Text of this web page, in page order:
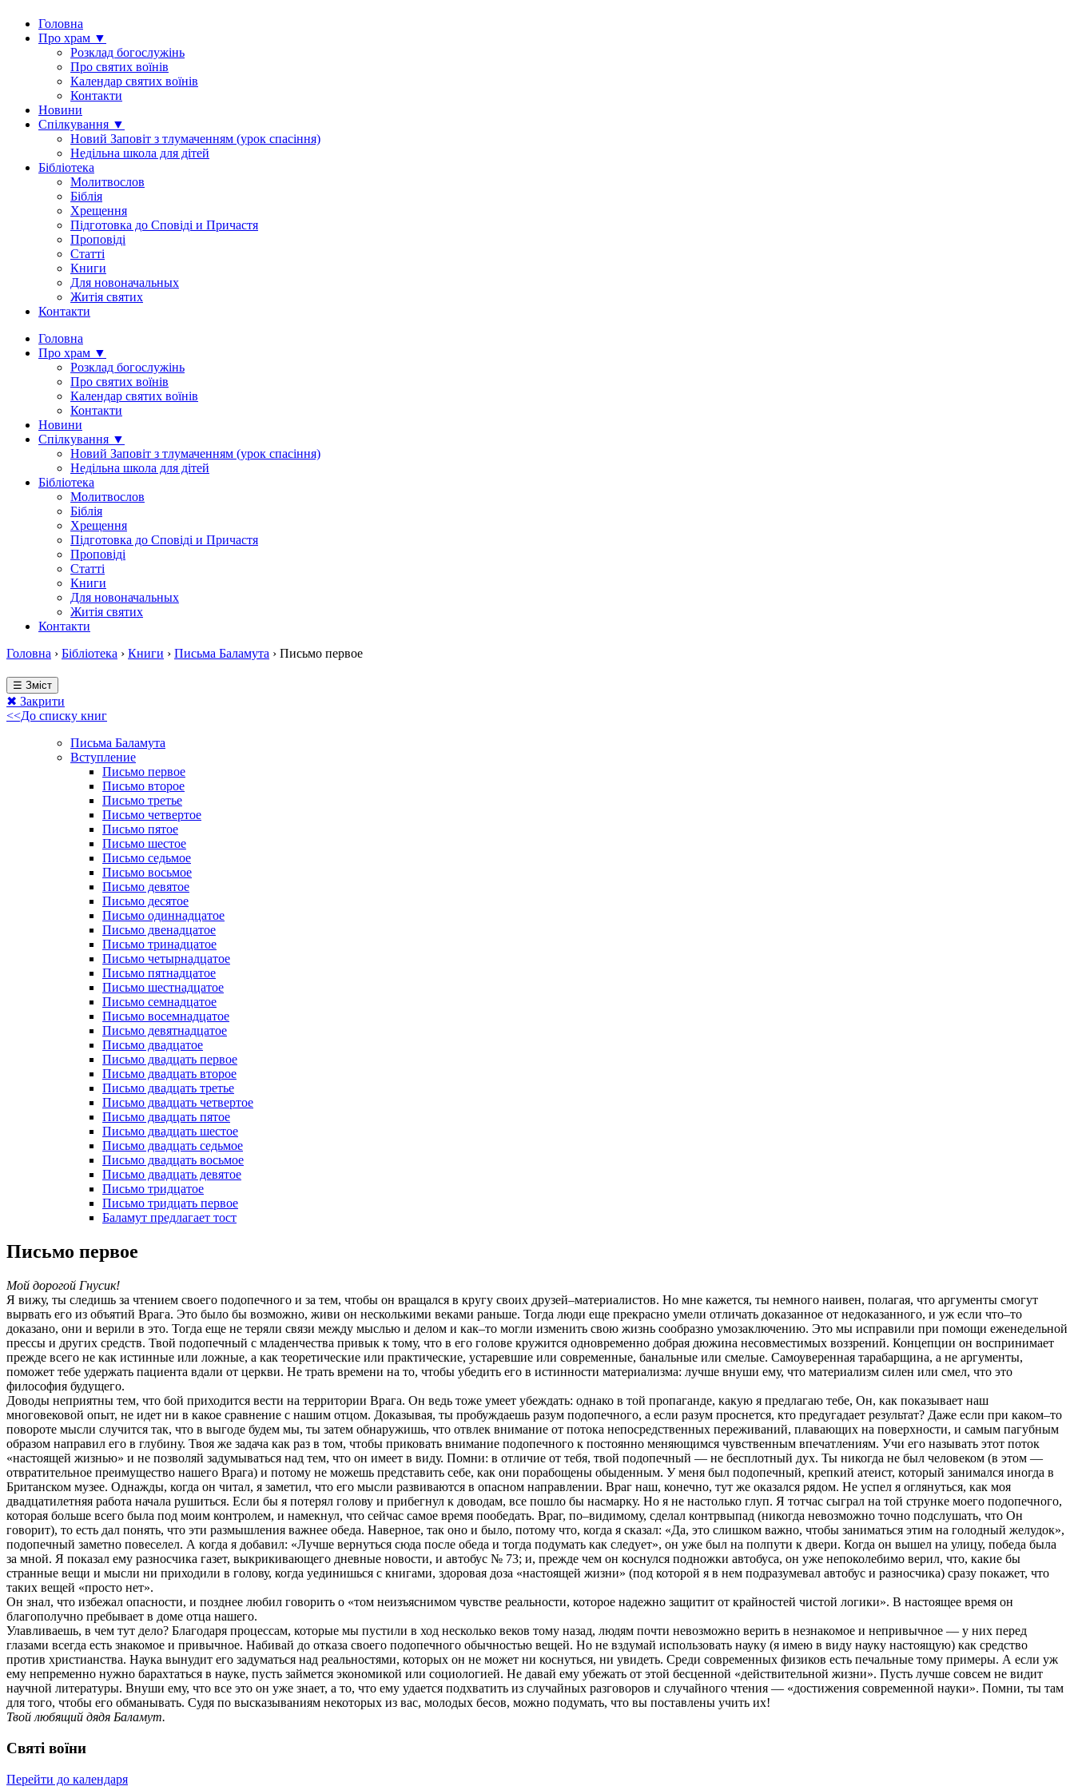
Головна
Про храм ▼
Розклад богослужінь
Про святих воїнів
Календар святих воїнів
Контакти
Новини
Спілкування ▼
Новий Заповіт з тлумаченням (урок спасіння)
Недільна школа для дітей
Бібліотека
Молитвослов
Біблія
Хрещення
Підготовка до Сповіді и Причастя
Проповіді
Статті
Книги
Для новоначальных
Житія святих
Контакти
Головна
Про храм ▼
Розклад богослужінь
Про святих воїнів
Календар святих воїнів
Контакти
Новини
Спілкування ▼
Новий Заповіт з тлумаченням (урок спасіння)
Недільна школа для дітей
Бібліотека
Молитвослов
Біблія
Хрещення
Підготовка до Сповіді и Причастя
Проповіді
Статті
Книги
Для новоначальных
Житія святих
Контакти
Головна › Бібліотека › Книги › Письма Баламута › Письмо первое
☰ Зміст
✖ Закрити
<<До списку книг
Письма Баламута
Вступление
Письмо первое
Письмо второе
Письмо третье
Письмо четвертое
Письмо пятое
Письмо шестое
Письмо седьмое
Письмо восьмое
Письмо девятое
Письмо десятое
Письмо одиннадцатое
Письмо двенадцатое
Письмо тринадцатое
Письмо четырнадцатое
Письмо пятнадцатое
Письмо шестнадцатое
Письмо семнадцатое
Письмо восемнадцатое
Письмо девятнадцатое
Письмо двадцатое
Письмо двадцать первое
Письмо двадцать второе
Письмо двадцать третье
Письмо двадцать четвертое
Письмо двадцать пятое
Письмо двадцать шестое
Письмо двадцать седьмое
Письмо двадцать восьмое
Письмо двадцать девятое
Письмо тридцатое
Письмо тридцать первое
Баламут предлагает тост
Письмо первое
Мой дорогой Гнусик!
Я вижу, ты следишь за чтением своего подопечного и за тем, чтобы он вращался в кругу своих друзей–материалистов. Но мне кажется, ты немного наивен, полагая, что аргументы смогут
вырвать его из объятий Врага. Это было бы возможно, живи он несколькими веками раньше. Тогда люди еще прекрасно умели отличать доказанное от недоказанного, и уж если что–то
доказано, они и верили в это. Тогда еще не теряли связи между мыслью и делом и как–то могли изменить свою жизнь сообразно умозаключению. Это мы исправили при помощи еженедельной
прессы и других средств. Твой подопечный с младенчества привык к тому, что в его голове кружится одновременно добрая дюжина несовместимых воззрений. Концепции он воспринимает
прежде всего не как истинные или ложные, а как теоретические или практические, устаревшие или современные, банальные или смелые. Самоуверенная тарабарщина, а не аргументы,
поможет тебе удержать пациента вдали от церкви. Не трать времени на то, чтобы убедить его в истинности материализма: лучше внуши ему, что материализм силен или смел, что это
философия будущего.
Доводы неприятны тем, что бой приходится вести на территории Врага. Он ведь тоже умеет убеждать: однако в той пропаганде, какую я предлагаю тебе, Он, как показывает наш
многовековой опыт, не идет ни в какое сравнение с нашим отцом. Доказывая, ты пробуждаешь разум подопечного, а если разум проснется, кто предугадает результат? Даже если при каком–то
повороте мысли случится так, что в выгоде будем мы, ты затем обнаружишь, что отвлек внимание от потока непосредственных переживаний, плавающих на поверхности, и самым пагубным
образом направил его в глубину. Твоя же задача как раз в том, чтобы приковать внимание подопечного к постоянно меняющимся чувственным впечатлениям. Учи его называть этот поток
«настоящей жизнью» и не позволяй задумываться над тем, что он имеет в виду. Помни: в отличие от тебя, твой подопечный — не бесплотный дух. Ты никогда не был человеком (в этом —
отвратительное преимущество нашего Врага) и потому не можешь представить себе, как они порабощены обыденным. У меня был подопечный, крепкий атеист, который занимался иногда в
Британском музее. Однажды, когда он читал, я заметил, что его мысли развиваются в опасном направлении. Враг наш, конечно, тут же оказался рядом. Не успел я оглянуться, как моя
двадцатилетняя работа начала рушиться. Если бы я потерял голову и прибегнул к доводам, все пошло бы насмарку. Но я не настолько глуп. Я тотчас сыграл на той струнке моего подопечного,
которая больше всего была под моим контролем, и намекнул, что сейчас самое время пообедать. Враг, по–видимому, сделал контрвыпад (никогда невозможно точно подслушать, что Он
говорит), то есть дал понять, что эти размышления важнее обеда. Наверное, так оно и было, потому что, когда я сказал: «Да, это слишком важно, чтобы заниматься этим на голодный желудок»,
подопечный заметно повеселел. А когда я добавил: «Лучше вернуться сюда после обеда и тогда подумать как следует», он уже был на полпути к двери. Когда он вышел на улицу, победа была
за мной. Я показал ему разносчика газет, выкрикивающего дневные новости, и автобус № 73; и, прежде чем он коснулся подножки автобуса, он уже непоколебимо верил, что, какие бы
странные вещи и мысли ни приходили в голову, когда уединишься с книгами, здоровая доза «настоящей жизни» (под которой я в нем подразумевал автобус и разносчика) сразу покажет, что
таких вещей «просто нет».
Он знал, что избежал опасности, и позднее любил говорить о «том неизъяснимом чувстве реальности, которое надежно защитит от крайностей чистой логики». В настоящее время он
благополучно пребывает в доме отца нашего.
Улавливаешь, в чем тут дело? Благодаря процессам, которые мы пустили в ход несколько веков тому назад, людям почти невозможно верить в незнакомое и непривычное — у них перед
глазами всегда есть знакомое и привычное. Набивай до отказа своего подопечного обычностью вещей. Но не вздумай использовать науку (я имею в виду науку настоящую) как средство
против христианства. Наука вынудит его задуматься над реальностями, которых он не может ни коснуться, ни увидеть. Среди современных физиков есть печальные тому примеры. А если уж
ему непременно нужно барахтаться в науке, пусть займется экономикой или социологией. Не давай ему убежать от этой бесценной «действительной жизни». Пусть лучше совсем не видит
научной литературы. Внуши ему, что все это он уже знает, а то, что ему удается подхватить из случайных разговоров и случайного чтения — «достижения современной науки». Помни, ты там
для того, чтобы его обманывать. Судя по высказываниям некоторых из вас, молодых бесов, можно подумать, что вы поставлены учить их!
Твой любящий дядя Баламут.
Святі воїни
Перейти до календаря